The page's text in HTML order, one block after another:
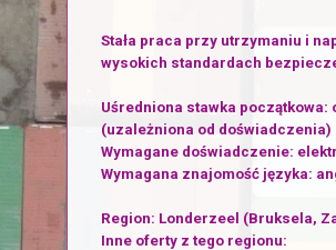
Stała praca przy utrzymaniu i
wysokich standardach
Uśredniona stawka początkowa:
(uzależniona od doświadczenia)
Wymagane doświadczenie:
Wymagana znajomość języka:
Region: Londerzeel (Bruksela,
Inne oferty z tego regionu: